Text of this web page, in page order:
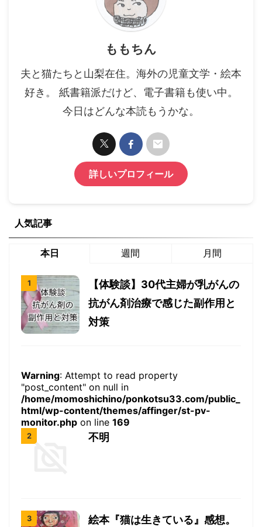
ももちん
夫と猫たちと山梨在住。海外の児童文学・絵本
好き。 紙書籍派だけど、電子書籍も使い中。
今日はどんな本読もうかな。
詳しいプロフィール
人気記事
本日 週間 月間
【体験談】30代主婦が乳がんの
抗がん剤治療で感じた副作用と
対策
Warning: Attempt to read property
"post_content" on null in
/home/momoshichino/ponkotsu33.com/public_
html/wp-content/themes/affinger/st-pv-
monitor.php on line 169
不明
絵本『猫は生きている』感想。